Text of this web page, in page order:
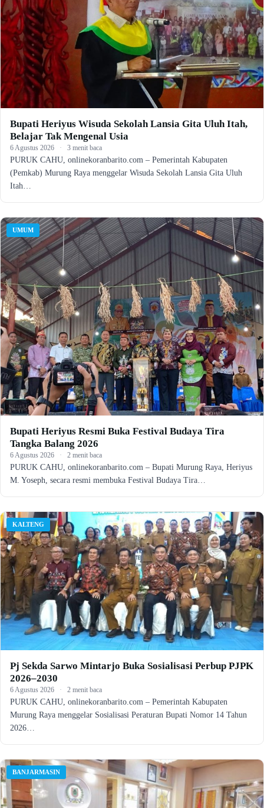
Bupati Heriyus Wisuda Sekolah Lansia Gita Uluh Itah,
Belajar Tak Mengenal Usia
6 Agustus 2026 · 3 menit baca
PURUK CAHU, onlinekoranbarito.com – Pemerintah Kabupaten
(Pemkab) Murung Raya menggelar Wisuda Sekolah Lansia Gita Uluh
Itah…
UMUM
Bupati Heriyus Resmi Buka Festival Budaya Tira
Tangka Balang 2026
6 Agustus 2026 · 2 menit baca
PURUK CAHU, onlinekoranbarito.com – Bupati Murung Raya, Heriyus
M. Yoseph, secara resmi membuka Festival Budaya Tira…
KALTENG
Pj Sekda Sarwo Mintarjo Buka Sosialisasi Perbup PJPK
2026–2030
6 Agustus 2026 · 2 menit baca
PURUK CAHU, onlinekoranbarito.com – Pemerintah Kabupaten
Murung Raya menggelar Sosialisasi Peraturan Bupati Nomor 14 Tahun
2026…
BANJARMASIN